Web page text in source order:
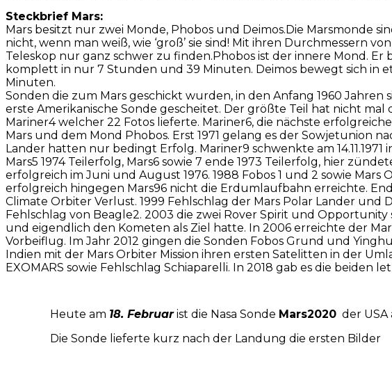
Steckbrief Mars:
Mars besitzt nur zwei Monde, Phobos und Deimos.Die Marsmonde
nicht, wenn man weiß, wie ‘groß’ sie sind! Mit ihren Durchmessern
Teleskop nur ganz schwer zu finden.Phobos ist der innere Mond.
komplett in nur 7 Stunden und 39 Minuten. Deimos bewegt sich in
Minuten.
Sonden die zum Mars geschickt wurden, in den Anfang 1960
erste Amerikanische Sonde gescheitet. Der größte Teil hat nicht
Mariner4 welcher 22 Fotos lieferte. Mariner6, die nächste
Mars und dem Mond Phobos. Erst 1971 gelang es der Sowjetunion
Lander hatten nur bedingt Erfolg. Mariner9 schwenkte am
Mars5 1974 Teilerfolg, Mars6 sowie 7 ende 1973 Teilerfolg, hier
erfolgreich im Juni und August 1976. 1988 Fobos 1 und 2 sowie Mars
erfolgreich hingegen Mars96 nicht die Erdumlaufbahn erreichte.
Climate Orbiter Verlust. 1999 Fehlschlag der Mars Polar Lander und
Fehlschlag von Beagle2. 2003 die zwei Rover Spirit und
und eigendlich den Kometen als Ziel hatte. In 2006 erreichte der
Vorbeiflug. Im Jahr 2012 gingen die Sonden Fobos Grund und
Indien mit der Mars Orbiter Mission ihren ersten Satelitten in der
EXOMARS sowie Fehlschlag Schiaparelli. In 2018 gab es die beiden
Heute am 18. Februarist die Nasa Sonde Mars2020 der USA
Die Sonde lieferte kurz nach der Landung die ersten Bilder